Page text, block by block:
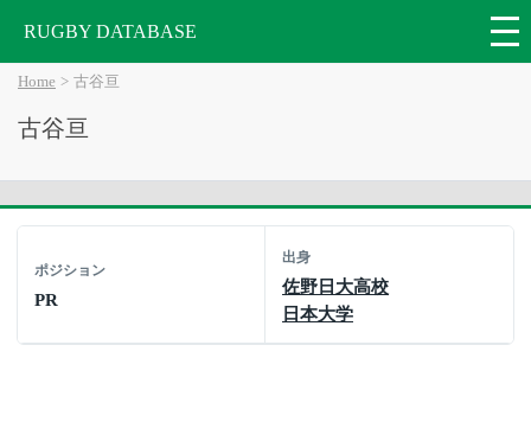
RUGBY DATABASE
Home 古谷亘
古谷亘
ポジション
PR
出身
佐野日大高校
日本大学